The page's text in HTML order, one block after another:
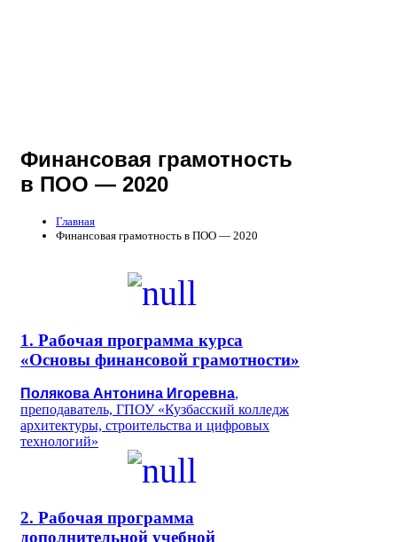
Финансовая грамотность
в ПОО — 2020
Главная
Финансовая грамотность в ПОО — 2020
1. Рабочая программа курса
«Основы финансовой грамотности»
Полякова Антонина Игоревна,
преподаватель, ГПОУ «Кузбасский колледж
архитектуры, строительства и цифровых
технологий»
2. Рабочая программа
дополнительной учебной